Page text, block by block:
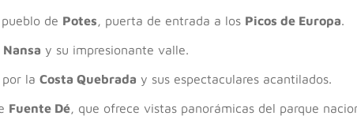
de Potes, puerta de entrada a los Picos de Europa.
Nansa y su impresionante valle.
la Costa Quebrada y sus espectaculares acantilados.
Fuente Dé, que ofrece vistas panorámicas del parque